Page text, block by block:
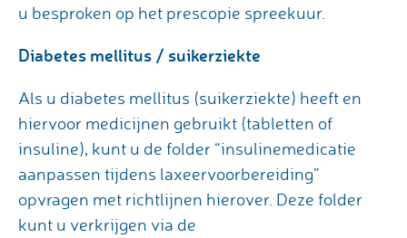
u besproken op het prescopie spreekuur.
Diabetes mellitus / suikerziekte
Als u diabetes mellitus (suikerziekte) heeft en
hiervoor medicijnen gebruikt (tabletten of
insuline), kunt u de folder “insulinemedicatie
aanpassen tijdens laxeervoorbereiding”
opvragen met richtlijnen hierover. Deze folder
kunt u verkrijgen via de